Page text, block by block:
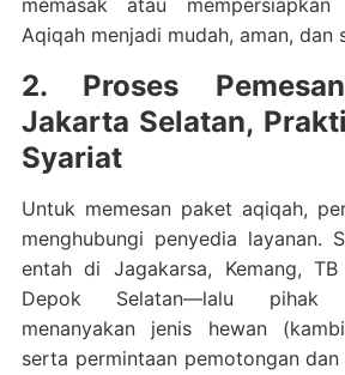
memasak atau
Aqiqah menjadi mudah, aman, dan
2. Proses
Jakarta Selatan,
Syariat
Untuk memesan paket aqiqah,
menghubungi penyedia layanan.
entah di Jagakarsa, Kemang,
Depok Selatan—lalu pihak
menanyakan jenis hewan
serta permintaan pemotongan dan